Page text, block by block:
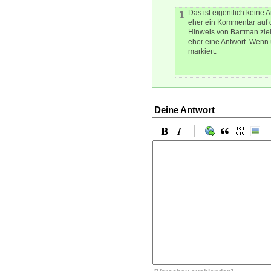
1
Das ist eigentlich keine
eher ein Kommentar auf
Hinweis von Bartman
eher eine Antwort.
markiert.
Deine Antwort